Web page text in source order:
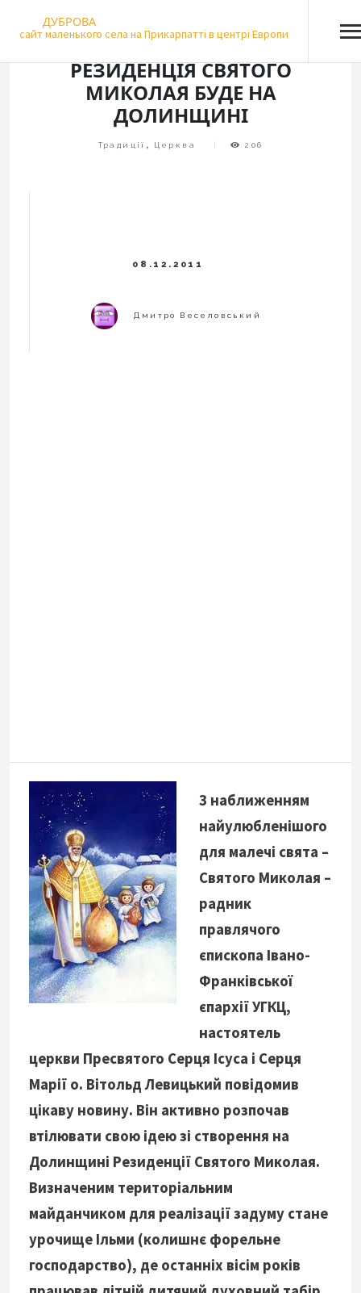
ДУБРОВА
сайт маленького села на Прикарпатті в центрі Европи
РЕЗИДЕНЦІЯ СВЯТОГО
МИКОЛАЯ БУДЕ НА
ДОЛИНЩИНІ
Традиції , Церква 206
З наближенням
найулюбленішого
для малечі свята –
Святого Миколая –
радник
правлячого
єпископа Івано-
Франківської
єпархії УГКЦ,
настоятель
церкви Пресвятого Серця Ісуса і Серця
Марії о. Вітольд Левицький повідомив
цікаву новину. Він активно розпочав
втілювати свою ідею зі створення на
Долинщині Резиденції Святого Миколая.
Визначеним територіальним
майданчиком для реалізації задуму стане
урочище Ільми (колишнє форельне
господарство), де останніх вісім років